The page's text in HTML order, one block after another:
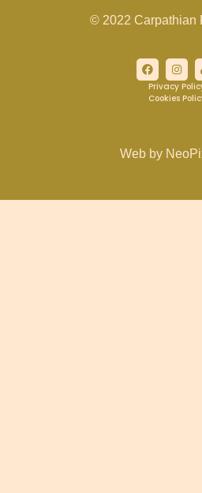
© 2022 Carpathian
Privacy
Cookies
Web by